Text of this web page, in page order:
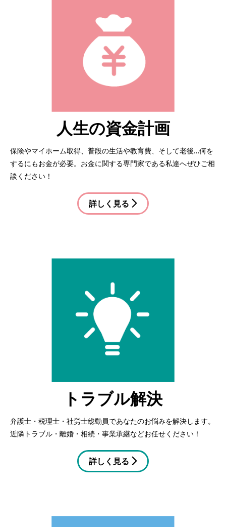
人生の資金計画
保険やマイホーム取得、普段の生活や教育費、そして老後…何を
するにもお金が必要。お金に関する専門家である私達へぜひご相
談ください！
詳しく見る
トラブル解決
弁護士・税理士・社労士総動員であなたのお悩みを解決します。
近隣トラブル・離婚・相続・事業承継などお任せください！
詳しく見る